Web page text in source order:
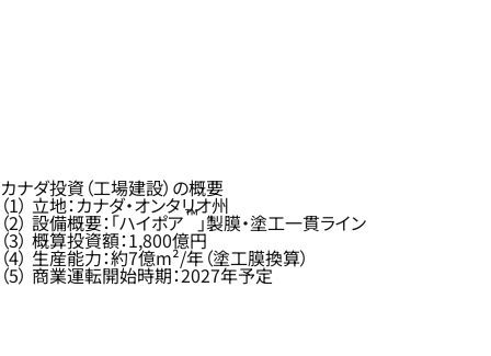
カナダ投資（工場建設）の概要
（1） 立地：カナダ・オンタリオ州
（2） 設備概要：「ハイポア™」製膜・塗工一貫ライン
（3） 概算投資額：1,800億円
（4） 生産能力：約7億m²/年（塗工膜換算）
（5） 商業運転開始時期：2027年予定